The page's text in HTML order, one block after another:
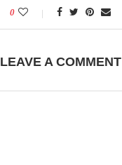
0
LEAVE A COMMENT